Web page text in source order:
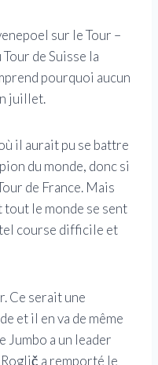
sur le Tour –
de Suisse la
pourquoi aucun
juillet.
il aurait pu se battre
du monde, donc si
de France. Mais
le monde se sent
course difficile et
Ce serait une
et il en va de même
Jumbo a un leader
a remporté le